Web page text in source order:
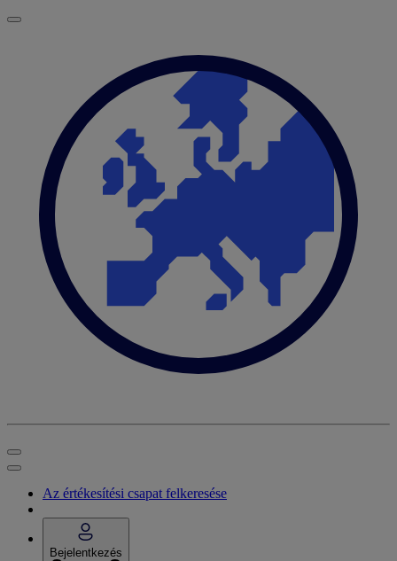
Az értékesítési csapat felkeresése
Bejelentkezés